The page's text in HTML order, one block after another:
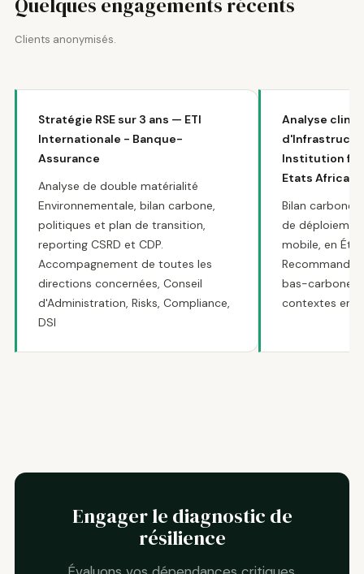
Clients anonymisés.
Stratégie RSE sur 3 ans — ETI
Internationale - Banque-
Assurance
Analyse de double matérialité
Environnementale, bilan carbone,
politiques et plan de transition,
reporting CSRD et CDP.
Accompagnement de toutes les
directions concernées, Conseil
d'Administration, Risks, Compliance,
DSI
Analyse
Institution
Etats
Bilan carbone
de
mobile, en
bas-carbone
contextes en
Engager le diagnostic de
résilience